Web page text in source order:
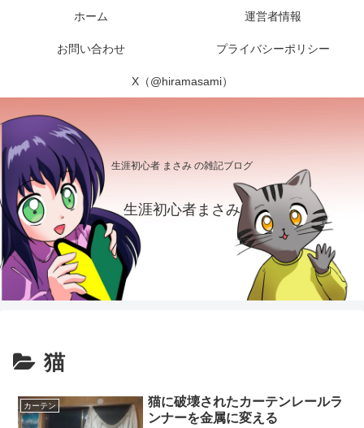
生涯初心者 まさみ の雑記ブログ
生涯初心者まさみ
ホーム 運営者情報
お問い合わせ プライバシーポリシー
X（@hiramasami）
猫
カーテン
猫に破壊されたカーテンレールラ
ンナーを金属に変える